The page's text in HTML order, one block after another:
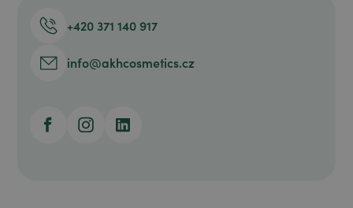
+420 371 140 917
info@akhcosmetics.cz